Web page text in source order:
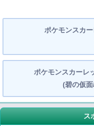
ポケモンスカ
ポケモンスカーレ
(碧の仮
ス